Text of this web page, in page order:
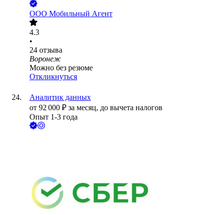
ООО Мобильный Агент
4.3
•
24 отзыва
Воронеж
Можно без резюме
Откликнуться
Аналитик данных
от 92 000 ₽ за месяц, до вычета налогов
Опыт 1-3 года